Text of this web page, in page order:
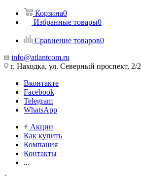
Корзина0
Избранные товары0
Сравнение товаров0
info@atlantcom.ru
г. Находка, ул. Северный проспект, 2/2
Вконтакте
Facebook
Telegram
WhatsApp
Акции
Как купить
Компания
Контакты
...